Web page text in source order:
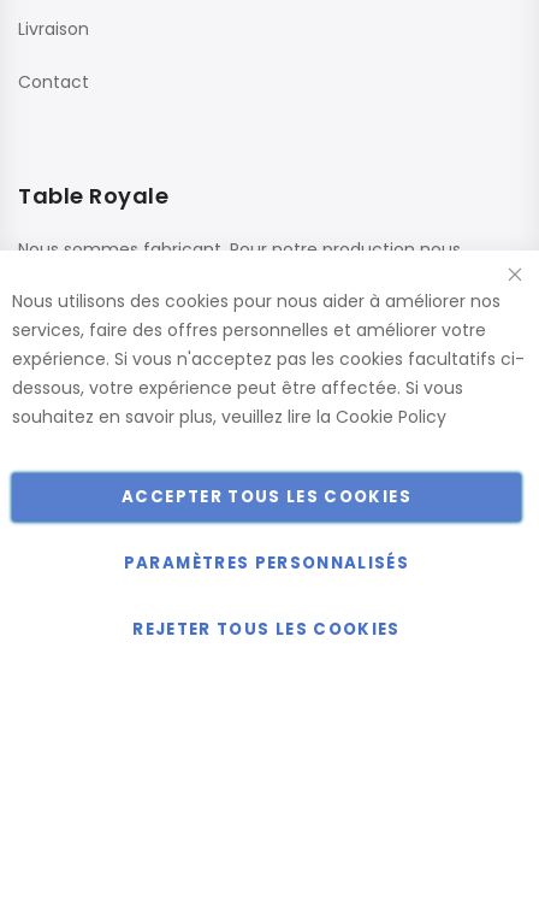
Livraison
Contact
Table Royale
Nous sommes fabricant. Pour notre production nous
renommés. Ces panneaux sont confectionnés dans nos
usines, ce qui nous permet de vous offrir le plus large choix
de dimensions et de finitions.
Catalogue
Tous droits réservés.
Nous utilisons des cookies pour nous aider à améliorer nos
services, faire des offres personnelles et améliorer votre
expérience. Si vous n'acceptez pas les cookies facultatifs ci-
dessous, votre expérience peut être affectée. Si vous
souhaitez en savoir plus, veuillez lire la Cookie Policy
ACCEPTER TOUS LES COOKIES
PARAMÈTRES PERSONNALISÉS
REJETER TOUS LES COOKIES